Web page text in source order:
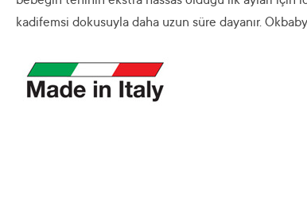
kadifemsi dokusuyla daha uzun süre dayanır.